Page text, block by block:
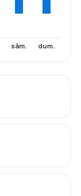
sâm. dum.